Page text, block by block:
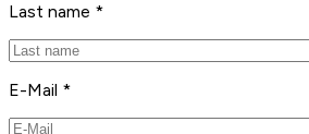
Last name *
E-Mail *